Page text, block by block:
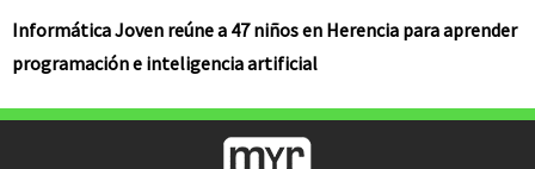
Informática Joven reúne a 47 niños en Herencia para aprender
programación e inteligencia artificial